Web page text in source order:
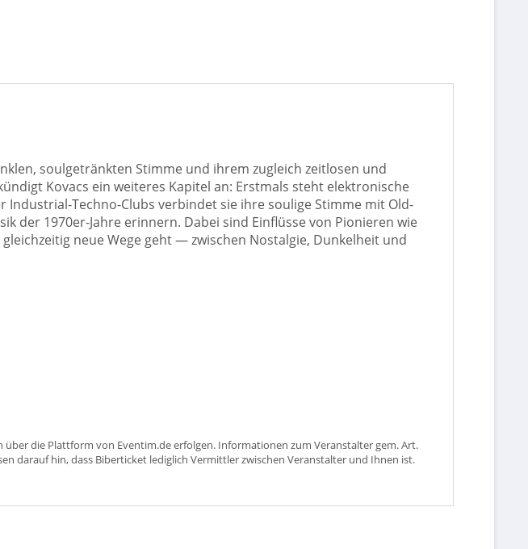
soulgetränkten Stimme und ihrem zugleich zeitlosen und
Kovacs ein weiteres Kapitel an: Erstmals steht elektronische
Techno-Clubs verbindet sie ihre soulige Stimme mit Old-
der 1970er-Jahre erinnern. Dabei sind Einflüsse von Pionieren wie
neue Wege geht — zwischen Nostalgie, Dunkelheit und
die Plattform von Eventim.de erfolgen. Informationen zum Veranstalter gem. Art.
darauf hin, dass Biberticket lediglich Vermittler zwischen Veranstalter und Ihnen ist.